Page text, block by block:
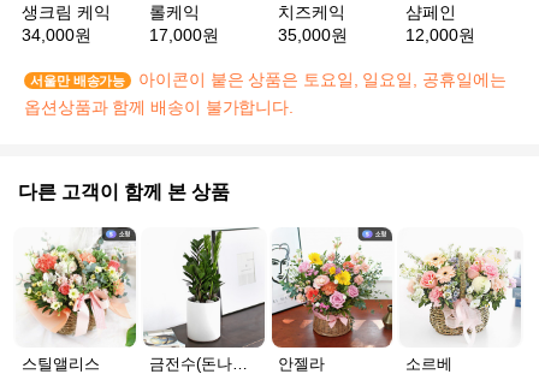
생크림 케익
34,000원
롤케익
17,000원
치즈케익
35,000원
샴페인
12,000원
서울만 배송가능
아이콘이 붙은 상품은 토요일, 일요일, 공휴일에는
옵션상품과 함께 배송이 불가합니다.
다른 고객이 함께 본 상품
스틸앨리스
금전수(돈나무)_테이블용 F
안젤라
소르베